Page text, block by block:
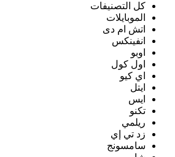
كل التصنيفات
الموبايلات
اتش ام دى
انفينكس
اوبو
اول كول
اي كيو
ايتل
ايس
تكنو
ريلمي
زد تي إي
سامسونج